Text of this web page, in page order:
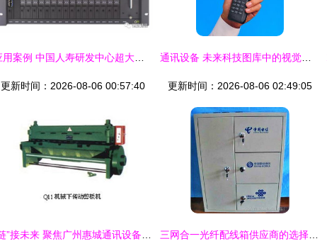
更新时间：2026-08-06 00:57:40 更新时间：2026-08-06 02:49:05